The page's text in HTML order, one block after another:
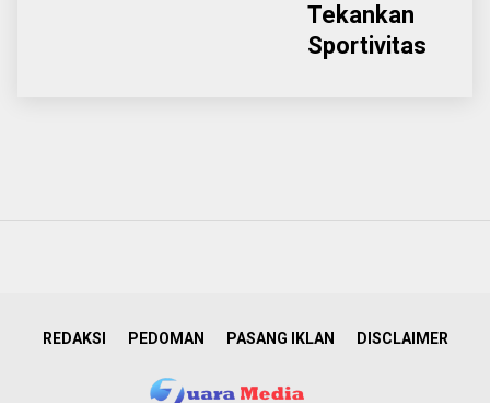
Tekankan
Sportivitas
REDAKSI PEDOMAN PASANG IKLAN DISCLAIMER